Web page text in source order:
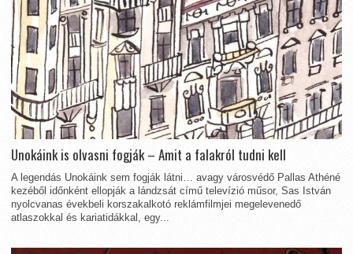
Unokáink is olvasni fogják – Amit a falakról tudni kell
A legendás Unokáink sem fogják látni… avagy városvédő Pallas Athéné
kezéből időnként ellopják a lándzsát című televízió műsor, Sas István
nyolcvanas évekbeli korszakalkotó reklámfilmjei megelevenedő
atlaszokkal és kariatidákkal, egy...